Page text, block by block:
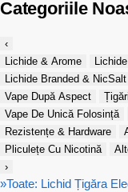
Categoriile
‹
Lichide & Arome
Lichide Branded & NicSalt
Vape După Aspect
Vape De Unică Folosință
Rezistențe & Hardware
Pliculețe Cu Nicotină
›
»Toate: Lichid Țigăra